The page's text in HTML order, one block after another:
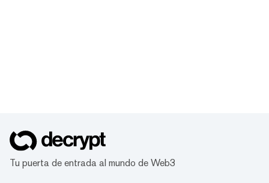
Tu puerta de entrada al mundo de Web3